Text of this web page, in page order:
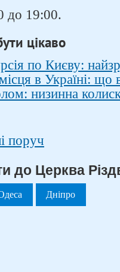
до 19:00.
цікаво
по Києву:
в Україні: що
низинна
поруч
до Церква
Дніпро